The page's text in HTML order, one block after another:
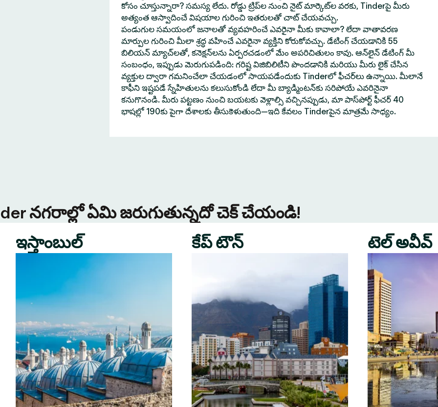
కోసం చూస్తున్నారా? సమస్య లేదు. రోడ్డు ట్రిప్‌ల నుంచి నైట్ మార్కెట్‌ల వరకు, Tinderపై మీరు
అత్యంత ఆస్వాదించే విషయాల గురించి ఇతరులతో చాట్ చేయవచ్చు.
పండుగుల సమయంలో జనాలతో వ్యవహరించే ఎవరైనా మీకు కావాలా? లేదా వాతావరణ
మార్పుల గురించి మీలా శ్రద్ధ వహించే ఎవరైనా వ్యక్తిని కోరుకోవచ్చు. డేటింగ్ చేయడానికి 55
బిలియన్ మ్యాచ్‌లతో, కనెక్షన్‌లను ఏర్పరచడంలో మేం అపరిచితులం కావు. ఆన్‌లైన్ డేటింగ్ మీ
సంబంధం, ఇప్పుడు మెరుగుపడింది: గరిష్ట విజిబిలిటీని పొందడానికి మరియు మీరు లైక్ చేసిన
వ్యక్తుల ద్వారా గమనించేలా చేయడంలో సాయపడేందుకు Tinderలో ఫీచర్‌లు ఉన్నాయి. మీలానే
కాఫీని ఇష్టపడే స్నేహితులను కలుసుకోండి లేదా మీ బ్యాడ్మింటన్‌కు సరిపోయే ఎవరినైనా
కనుగొనండి. మీరు పట్టణం నుంచి బయటకు వెళ్లాల్సి వచ్చినప్పుడు, మా పాస్‌పోర్ట్ ఫీచర్ 40
భాషల్లో 190కు పైగా దేశాలకు తీసుకెళుతుంది—ఇది కేవలం Tinderపైన మాత్రమే సాధ్యం.
నగరాల్లో ఏమి జరుగుతున్నదో చెక్ చేయండి!
ఇస్తాంబుల్ కేప్ టౌన్ టెల్ అవీవ్